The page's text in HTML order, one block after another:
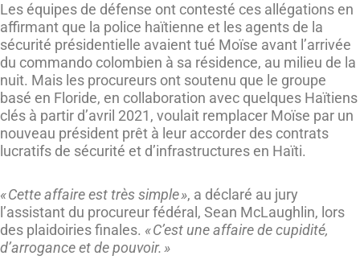
Les équipes de défense ont contesté ces allégations en
affirmant que la police haïtienne et les agents de la
sécurité présidentielle avaient tué Moïse avant l’arrivée
du commando colombien à sa résidence, au milieu de la
nuit. Mais les procureurs ont soutenu que le groupe
basé en Floride, en collaboration avec quelques Haïtiens
clés à partir d’avril 2021, voulait remplacer Moïse par un
nouveau président prêt à leur accorder des contrats
lucratifs de sécurité et d’infrastructures en Haïti.
« Cette affaire est très simple », a déclaré au jury
l’assistant du procureur fédéral, Sean McLaughlin, lors
des plaidoiries finales. « C’est une affaire de cupidité,
d’arrogance et de pouvoir. »